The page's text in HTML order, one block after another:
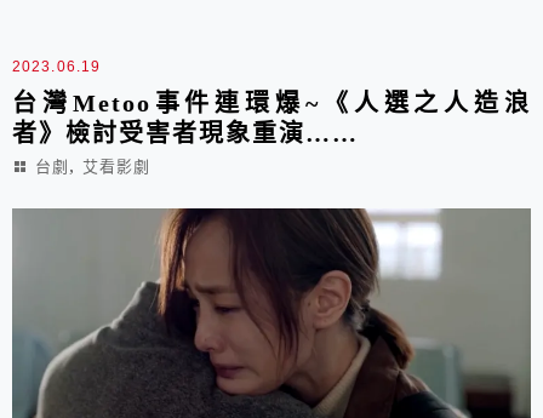
2023.06.19
台灣Metoo事件連環爆~《人選之人造浪
者》檢討受害者現象重演……
台劇 , 艾看影劇